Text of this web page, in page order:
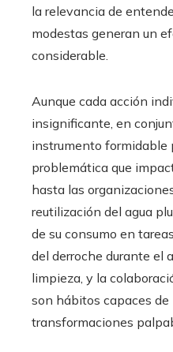
la relevancia de
modestas generan un
considerable.
Aunque cada acción
insignificante, en
instrumento formidable
problemática que
hasta las
reutilización del agua
de su consumo en
del derroche durante el
limpieza, y la
son hábitos capaces de
transformaciones